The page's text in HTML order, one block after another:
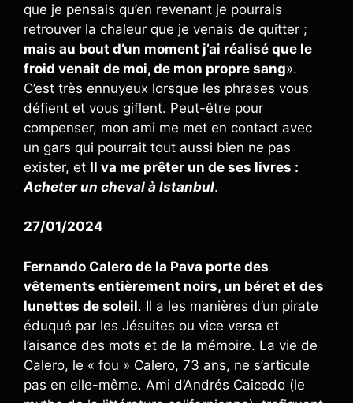
que je pensais qu’en revenant je pourrais
retrouver la chaleur que je venais de quitter ;
mais au bout d’un moment j’ai réalisé que le
froid venait de moi, de mon propre sang».
C’est très ennuyeux lorsque les phrases vous
défient et vous giflent. Peut-être pour
compenser, mon ami me met en contact avec
un gars qui pourrait tout aussi bien ne pas
exister, et Il va me prêter un de ses livres :
Acheter un cheval à Istanbul.
27/01/2024
Fernando Calero de la Pava porte des
vêtements entièrement noirs, un béret et des
lunettes de soleil. Il a les manières d’un pirate
éduqué par les Jésuites ou vice versa et
l’aisance des mots et de la mémoire. La vie de
Calero, le « fou » Calero, 73 ans, ne s’articule
pas en elle-même. Ami d’Andrés Caicedo (le